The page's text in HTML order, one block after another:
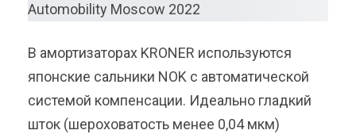
В амортизаторах KRONER используются
японские сальники NOK с автоматической
системой компенсации. Идеально гладкий
шток (шероховатость менее 0,04 мкм)